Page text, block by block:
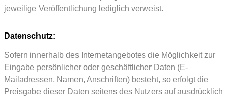
jeweilige Veröffentlichung lediglich verweist.
Datenschutz:
Sofern innerhalb des Internetangebotes die Möglichkeit zur
Eingabe persönlicher oder geschäftlicher Daten (E-
Mailadressen, Namen, Anschriften) besteht, so erfolgt die
Preisgabe dieser Daten seitens des Nutzers auf ausdrücklich